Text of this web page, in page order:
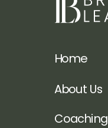
Home
About Us
Coaching